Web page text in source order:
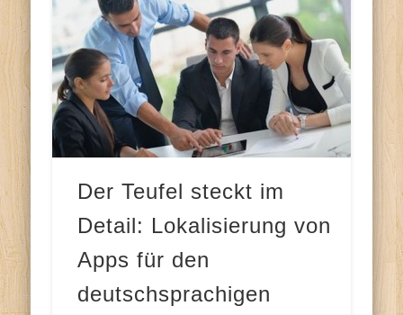
Der Teufel steckt im
Detail: Lokalisierung von
Apps für den
deutschsprachigen